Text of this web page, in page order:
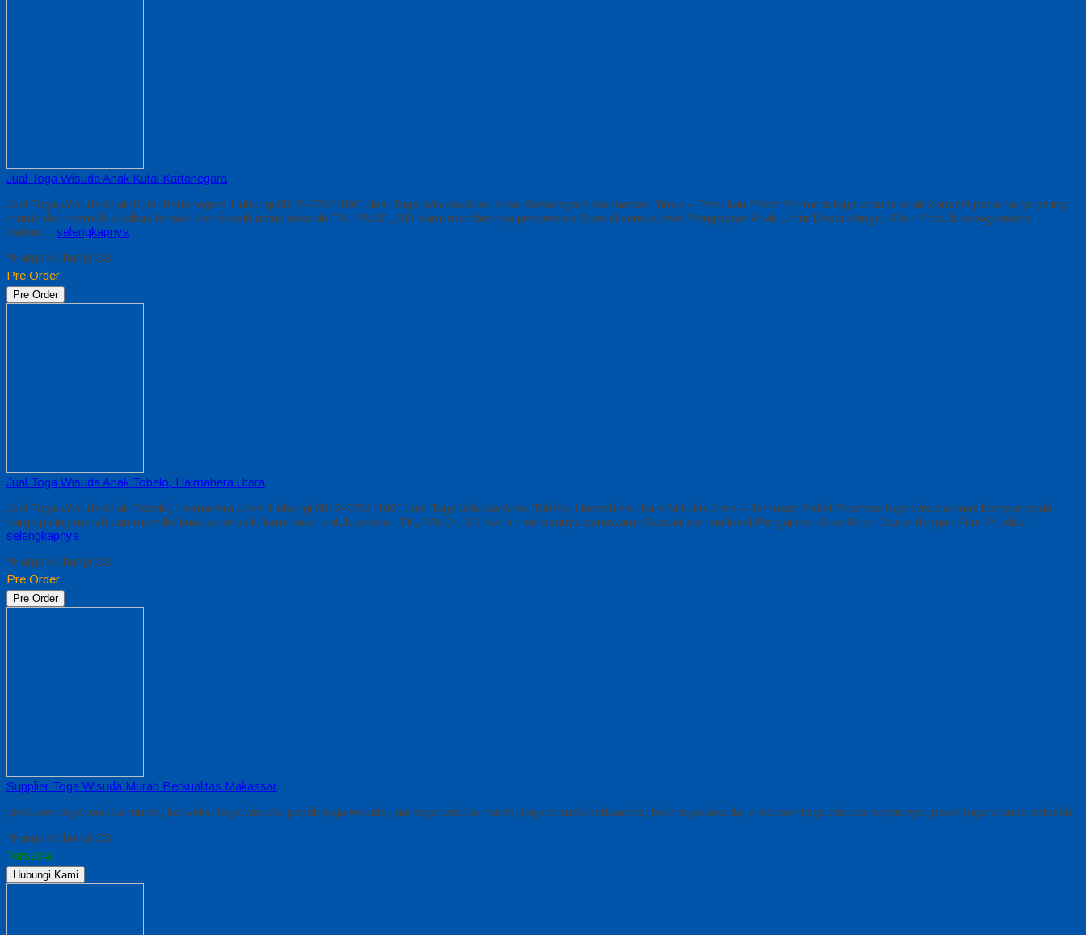
Jual Toga Wisuda Anak Kutai Kartanegara
Jual Toga Wisuda Anak Kutai Kartanegara Hubungi 0812-2282-1060 Jual Toga Wisuda Anak Kutai Kartanegara Kalimantan Timur – Temukan Paket Promosi toga wisuda anak komplet pada harga paling
murah dan memiliki kualitas terbaik, kami kasih untuk sekolah TK, PAUD , SD Kami memberinya penawaran Special semua level Pengajaran Anak Umur Dasar dengan Fitur Produk sebagaimana
berikut… selengkapnya
*Harga Hubungi CS
Pre Order
Pre Order
Jual Toga Wisuda Anak Tobelo, Halmahera Utara
Jual Toga Wisuda Anak Tobelo, Halmahera Utara Hubungi 0812-2282-1060 Jual Toga Wisuda Anak Tobelo, Halmahera Utara Maluku Utara – Temukan Paket Promosi toga wisuda anak komplet pada
harga paling murah dan memiliki kualitas terbaik, kami kasih untuk sekolah TK, PAUD , SD Kami memberinya penawaran Special semua level Pengajaran Anak Umur Dasar dengan Fitur Produk…
selengkapnya
*Harga Hubungi CS
Pre Order
Pre Order
Supplier Toga Wisuda Murah Berkualitas Makassar
produsen toga wisuda murah, konveksi toga wisuda, pabrik toga wisuda, jual toga wisuda murah, toga wisuda berkualitas, bikin toga wisuda, produsen toga wisuda terpercaya, paket toga wisuda sekolah.
*Harga Hubungi CS
Tersedia
Hubungi Kami